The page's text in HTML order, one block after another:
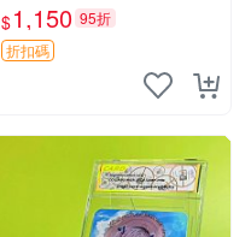
瑕 樫蘭高校周邊 簽名周邊
$1,150 95折
折扣碼